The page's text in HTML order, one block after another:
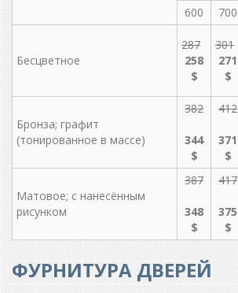
600
700
Бесцветное
287
258
$
301
271
$
Бронза; графит
(тонированное в массе)
382
344
$
412
371
$
Матовое; с нанесённым
рисунком
387
348
$
417
375
$
ФУРНИТУРА ДВЕРЕЙ